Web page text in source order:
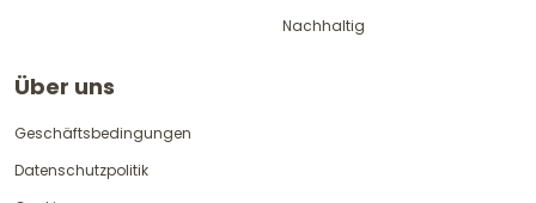
Nachhaltig
Über uns
Geschäftsbedingungen
Datenschutzpolitik